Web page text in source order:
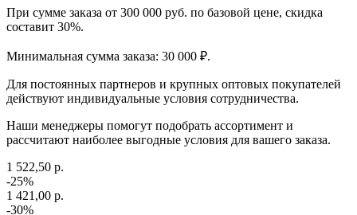
При сумме заказа от 300 000 руб. по базовой цене, скидка
составит 30%.
Минимальная сумма заказа: 30 000 ₽.
Для постоянных партнеров и крупных оптовых покупателей
действуют индивидуальные условия сотрудничества.
Наши менеджеры помогут подобрать ассортимент и
рассчитают наиболее выгодные условия для вашего заказа.
1 522,50 р.
-25%
1 421,00 р.
-30%